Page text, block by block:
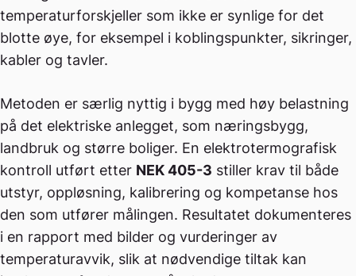
temperaturforskjeller som ikke er synlige for det
blotte øye, for eksempel i koblingspunkter, sikringer,
kabler og tavler.
Metoden er særlig nyttig i bygg med høy belastning
på det elektriske anlegget, som næringsbygg,
landbruk og større boliger. En elektrotermografisk
kontroll utført etter NEK 405-3 stiller krav til både
utstyr, oppløsning, kalibrering og kompetanse hos
den som utfører målingen. Resultatet dokumenteres
i en rapport med bilder og vurderinger av
temperaturavvik, slik at nødvendige tiltak kan